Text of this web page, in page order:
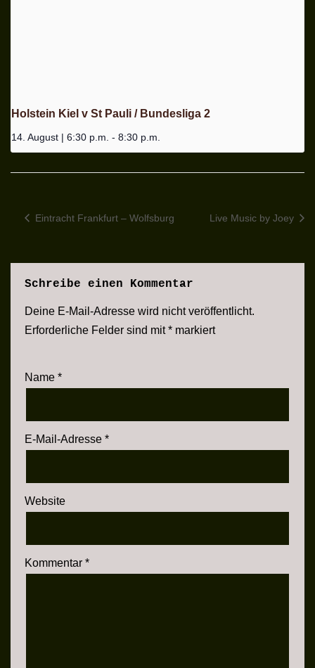
Holstein Kiel v St Pauli / Bundesliga 2
14. August | 6:30 p.m. - 8:30 p.m.
Eintracht Frankfurt – Wolfsburg Live Music by Joey
Schreibe einen Kommentar
Deine E-Mail-Adresse wird nicht veröffentlicht.
Erforderliche Felder sind mit* markiert
Name *
E-Mail-Adresse *
Website
Kommentar *